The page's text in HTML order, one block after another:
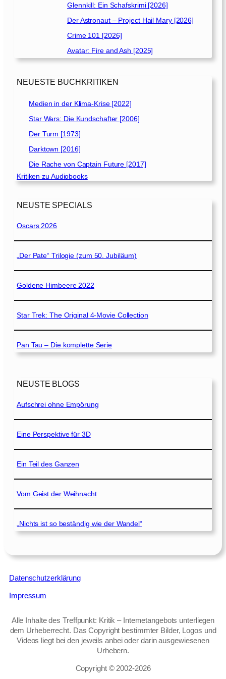
Glennkill: Ein Schafskrimi [2026]
Der Astronaut – Project Hail Mary [2026]
Crime 101 [2026]
Avatar: Fire and Ash [2025]
NEUESTE BUCHKRITIKEN
Medien in der Klima-Krise [2022]
Star Wars: Die Kundschafter [2006]
Der Turm [1973]
Darktown [2016]
Die Rache von Captain Future [2017]
Kritiken zu Audiobooks
NEUSTE SPECIALS
Oscars 2026
„Der Pate“ Trilogie (zum 50. Jubiläum)
Goldene Himbeere 2022
Star Trek: The Original 4-Movie Collection
Pan Tau – Die komplette Serie
NEUSTE BLOGS
Aufschrei ohne Empörung
Eine Perspektive für 3D
Ein Teil des Ganzen
Vom Geist der Weihnacht
„Nichts ist so beständig wie der Wandel“
Datenschutzerklärung
Impressum
Alle Inhalte des Treffpunkt: Kritik – Internetangebots unterliegen
dem Urheberrecht. Das Copyright bestimmter Bilder, Logos und
Videos liegt bei den jeweils anbei oder darin ausgewiesenen
Urhebern.
Copyright © 2002‑2026